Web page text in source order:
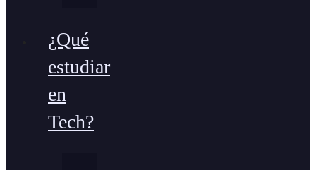
¿Qué
estudiar
en
Tech?